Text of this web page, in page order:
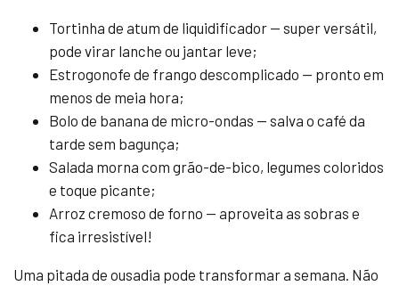
Tortinha de atum de liquidificador — super versátil,
pode virar lanche ou jantar leve;
Estrogonofe de frango descomplicado — pronto em
menos de meia hora;
Bolo de banana de micro-ondas — salva o café da
tarde sem bagunça;
Salada morna com grão-de-bico, legumes coloridos
e toque picante;
Arroz cremoso de forno — aproveita as sobras e
fica irresistível!
Uma pitada de ousadia pode transformar a semana. Não